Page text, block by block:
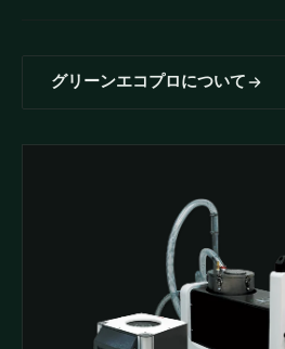
グリーンエコプロについて